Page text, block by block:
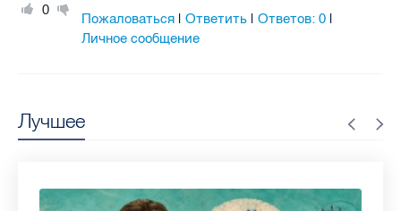
0
Пожаловаться |Ответить |Ответов:0
Личное сообщение
Лучшее